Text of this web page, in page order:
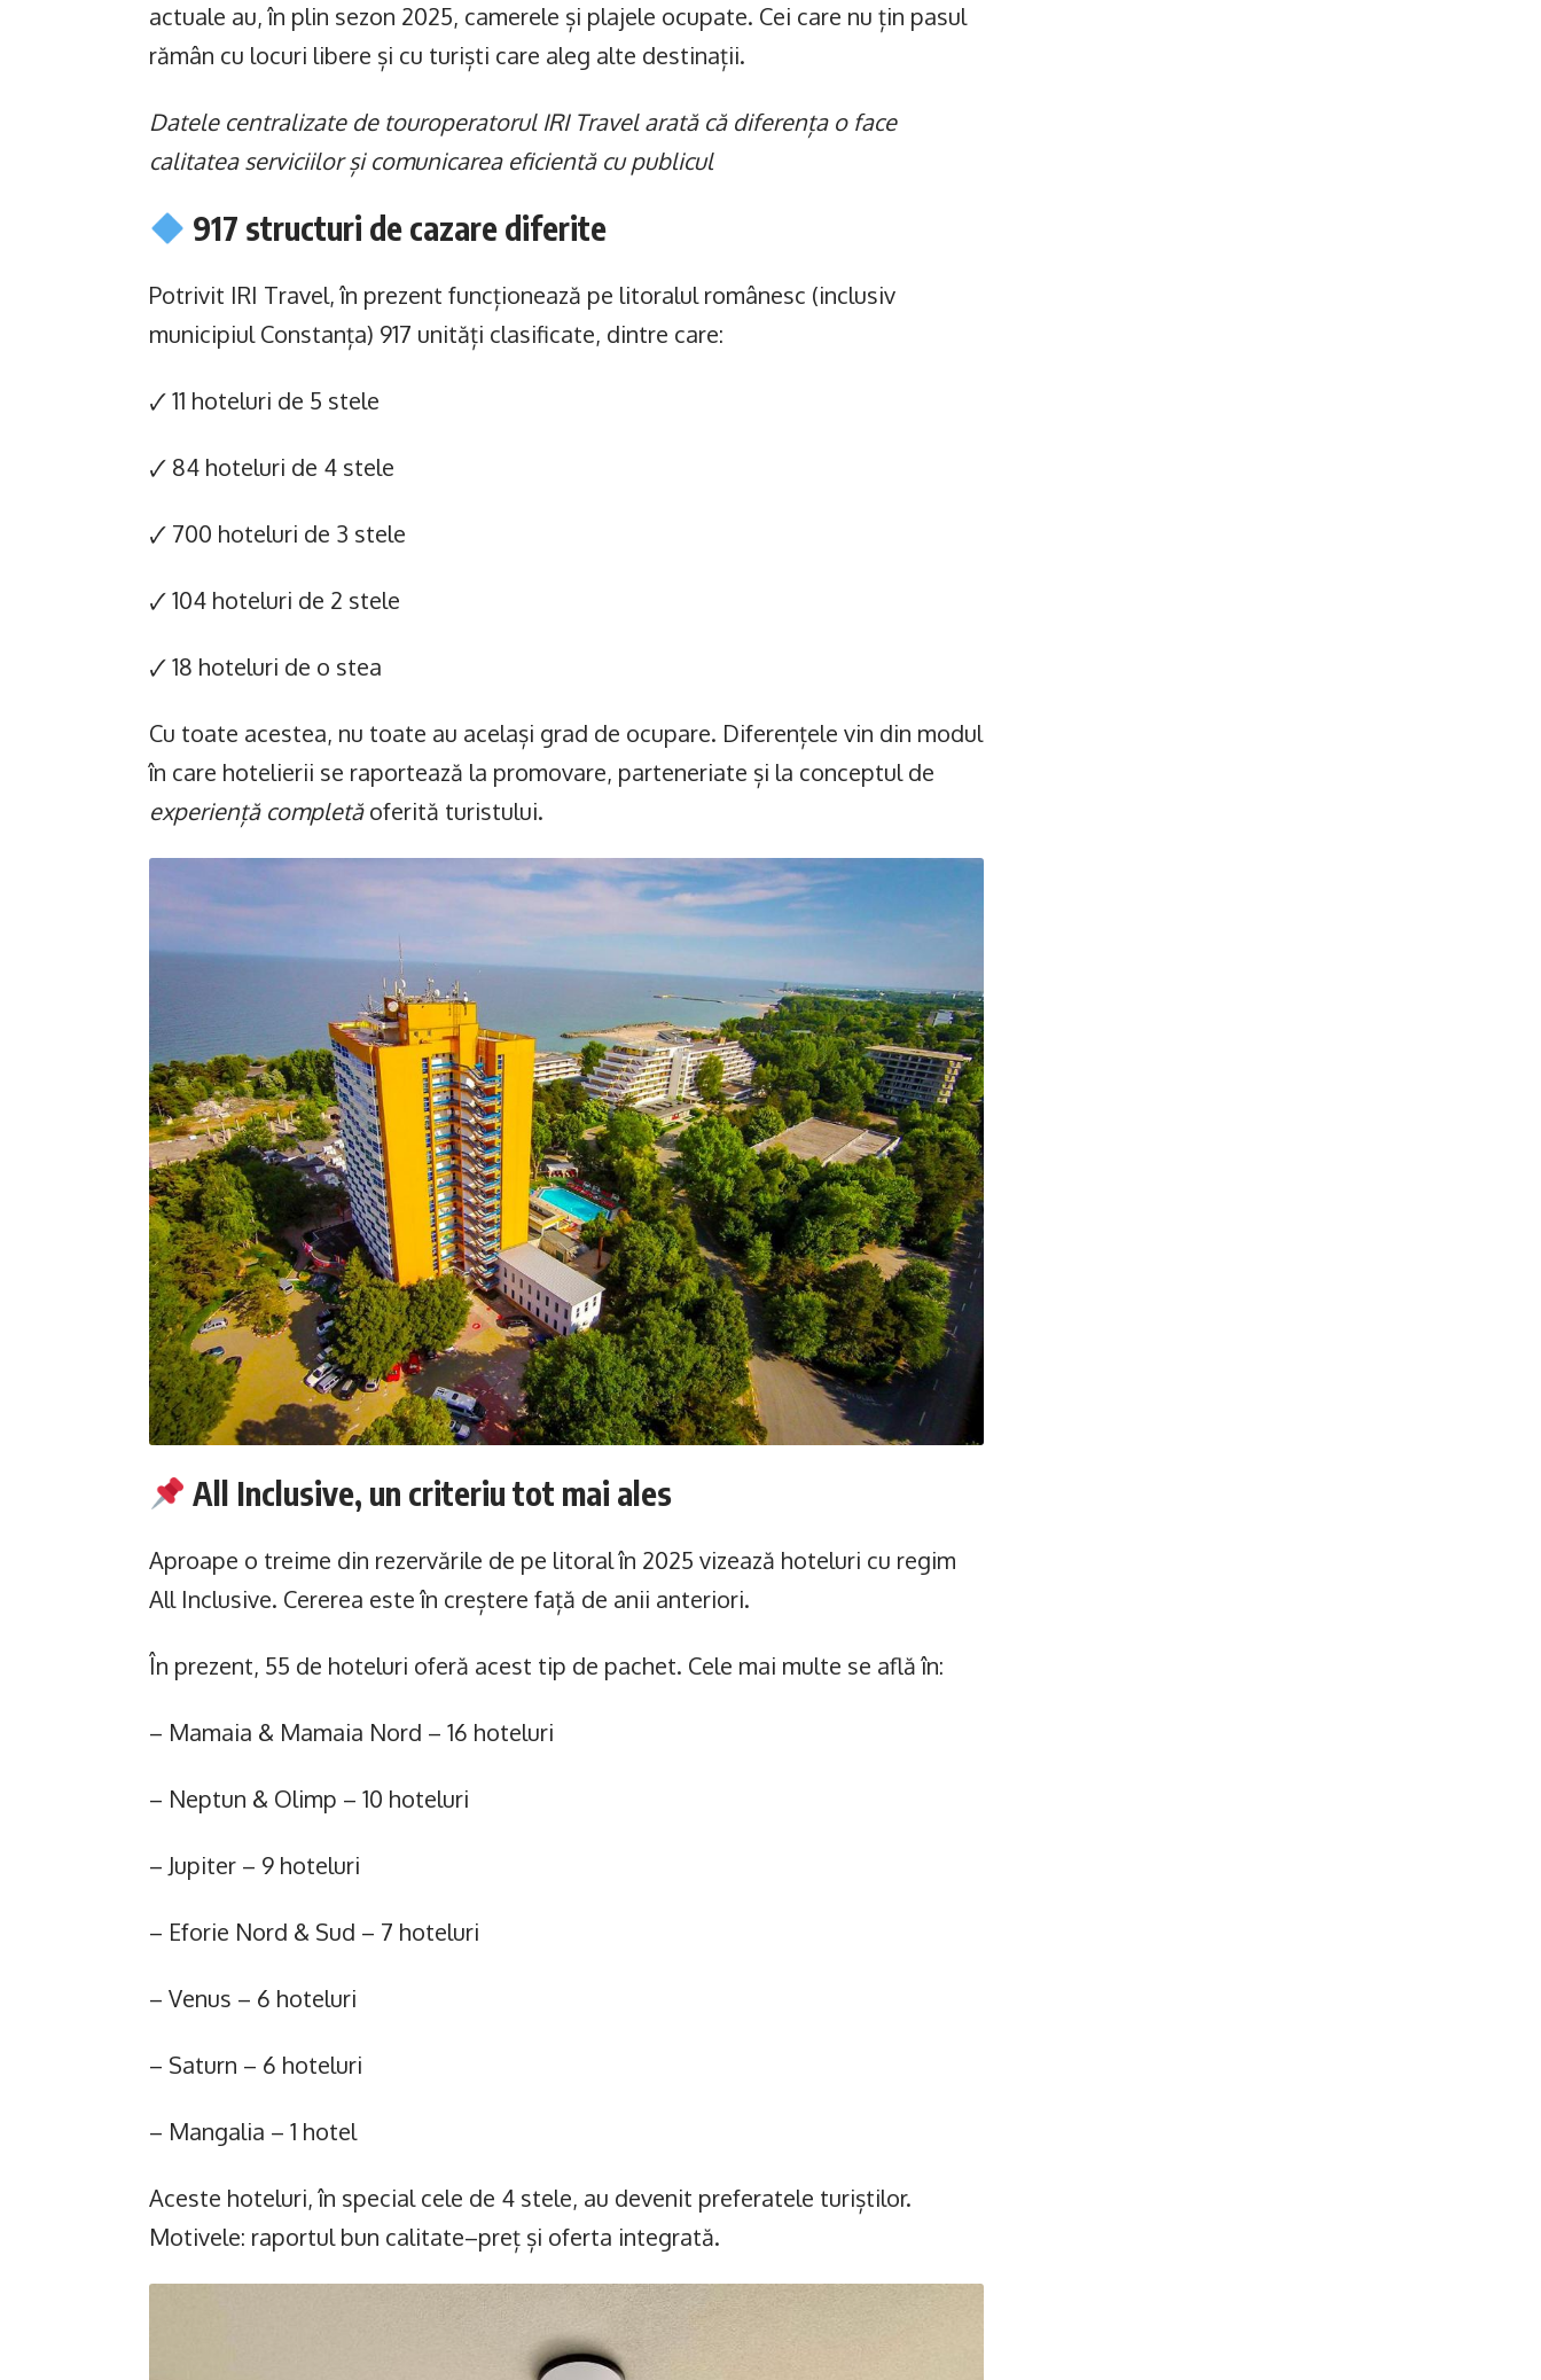
actuale au, în plin sezon 2025, camerele și plajele ocupate. Cei care nu țin pasul
rămân cu locuri libere și cu turiști care aleg alte destinații.
Datele centralizate de touroperatorul IRI Travel arată că diferența o face
calitatea serviciilor și comunicarea eficientă cu publicul
917 structuri de cazare diferite
Potrivit IRI Travel, în prezent funcționează pe litoralul românesc (inclusiv
municipiul Constanța) 917 unități clasificate, dintre care:
🗸 11 hoteluri de 5 stele
🗸 84 hoteluri de 4 stele
🗸 700 hoteluri de 3 stele
🗸 104 hoteluri de 2 stele
🗸 18 hoteluri de o stea
Cu toate acestea, nu toate au același grad de ocupare. Diferențele vin din modul
în care hotelierii se raportează la promovare, parteneriate și la conceptul de
experiență completăoferită turistului.
All Inclusive, un criteriu tot mai ales
Aproape o treime din rezervările de pe litoral în 2025 vizează hoteluri cu regim
All Inclusive. Cererea este în creștere față de anii anteriori.
În prezent, 55 de hoteluri oferă acest tip de pachet. Cele mai multe se află în:
– Mamaia & Mamaia Nord – 16 hoteluri
– Neptun & Olimp – 10 hoteluri
– Jupiter – 9 hoteluri
– Eforie Nord & Sud – 7 hoteluri
– Venus – 6 hoteluri
– Saturn – 6 hoteluri
– Mangalia – 1 hotel
Aceste hoteluri, în special cele de 4 stele, au devenit preferatele turiștilor.
Motivele: raportul bun calitate–preț și oferta integrată.